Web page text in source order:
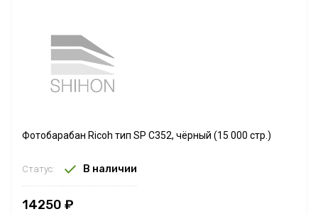
Фотобарабан Ricoh тип SP C352, чёрный (15 000 стр.)
Статус: В наличии
14250 ₽